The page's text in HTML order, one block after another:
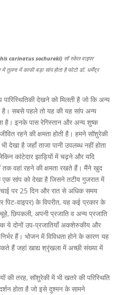
carinatus sochureki) सॉ स्केल वाइपर
तुलना में काफी बड़ा सांप होता है फोटो डॉ. धर्मेंद्र
देखने को मिलती है जो कि अन्य
है। सबसे पहले तो यह की यह सांप अन्य
है। इनके पास रेगिस्तान और अन्य शुष्क
रहने की क्षमता होती है। हमने सॉशुरेकी
देखा है जहाँ ताजा पानी उपलब्ध नहीं होता
कांटेदार झाड़ियों में चढ़ने और यदि
तक वहां रहने की क्षमता रखते हैं। मैंने खुद
सांप को देखा है जिसने तटीय गुजरात में
पर 25 दिन और रात से अधिक समय
पिट-वाइपर) के विपरीत, यह कई प्रकार के
छिपकली, अपनी प्रजाति व अन्य प्रजाति
ये दोनों उप-प्रजातियाँ अकशेरुकीय और
हैं। भोजन में विविधता होने के कारण यह
हैं जहां खाद्य श्रृंखला में अच्छी संख्या में
की तरह, सॉशुरेकी में भी खतरे की परिस्थिति
होता है जो इसे दुश्मन के सामने